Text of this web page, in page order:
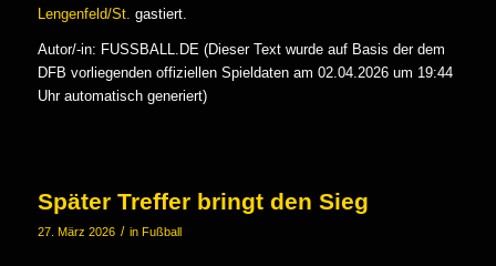
Lengenfeld/St. gastiert.
Autor/-in: FUSSBALL.DE (Dieser Text wurde auf Basis der dem
DFB vorliegenden offiziellen Spieldaten am 02.04.2026 um 19:44
Uhr automatisch generiert)
Später Treffer bringt den Sieg
27. März 2026 / in Fußball